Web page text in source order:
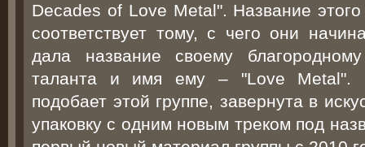
Decades of Love Metal". Название
соответствует тому, с чего они
дала название своему
таланта и имя ему – "Love Metal".
подобает этой группе, завернута в
упаковку с одним новым треком под